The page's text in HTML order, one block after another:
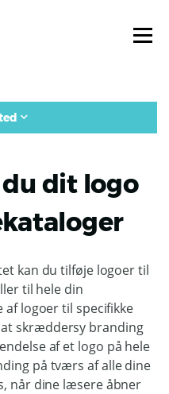
dit logo
kan du tilføje logoer til
til hele din
af logoer til specifikke
skræddersy branding
af et logo på hele
på tværs af alle dine
når dine læsere åbner